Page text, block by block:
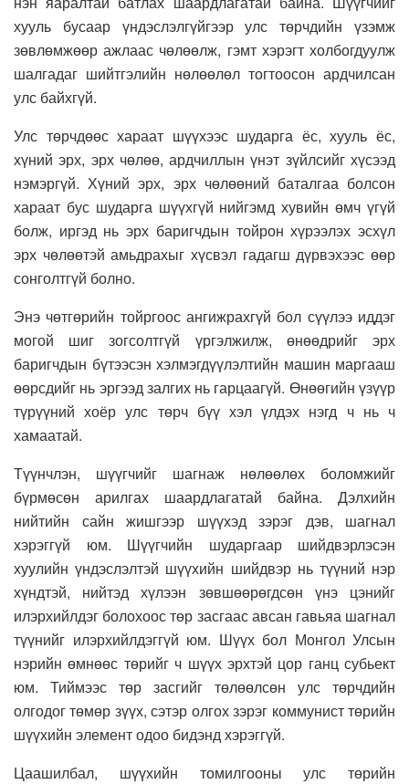
хууль бусаар үндэслэлгүйгээр улс төрчдийн үзэмж
зөвлөмжөөр ажлаас чөлөөлж, гэмт хэрэгт холбогдуулж
шалгадаг шийтгэлийн нөлөөлөл тогтоосон ардчилсан
улс байхгүй.
Улс төрчдөөс хараат шүүхээс шударга ёс, хууль ёс,
хүний эрх, эрх чөлөө, ардчиллын үнэт зүйлсийг хүсээд
нэмэргүй. Хүний эрх, эрх чөлөөний баталгаа болсон
хараат бус шударга шүүхгүй нийгэмд хувийн өмч үгүй
болж, иргэд нь эрх баригчдын тойрон хүрээлэх эсхүл
эрх чөлөөтэй амьдрахыг хүсвэл гадагш дүрвэхээс өөр
сонголтгүй болно.
Энэ чөтгөрийн тойргоос ангижрахгүй бол сүүлээ иддэг
могой шиг зогсолтгүй үргэлжилж, өнөөдрийг эрх
баригчдын бүтээсэн хэлмэгдүүлэлтийн машин маргааш
өөрсдийг нь эргээд залгих нь гарцаагүй. Өнөөгийн үзүүр
түрүүний хоёр улс төрч бүү хэл үлдэх нэгд ч нь ч
хамаатай.
Түүнчлэн, шүүгчийг шагнаж нөлөөлөх боломжийг
бүрмөсөн арилгах шаардлагатай байна. Дэлхийн
нийтийн сайн жишгээр шүүхэд зэрэг дэв, шагнал
хэрэггүй юм. Шүүгчийн шударгаар шийдвэрлэсэн
хуулийн үндэслэлтэй шүүхийн шийдвэр нь түүний нэр
хүндтэй, нийтэд хүлээн зөвшөөрөгдсөн үнэ цэнийг
илэрхийлдэг болохоос төр засгаас авсан гавьяа шагнал
түүнийг илэрхийлдэггүй юм. Шүүх бол Монгол Улсын
нэрийн өмнөөс төрийг ч шүүх эрхтэй цор ганц субьект
юм. Тиймээс төр засгийг төлөөлсөн улс төрчдийн
олгодог төмөр зүүх, сэтэр олгох зэрэг коммунист төрийн
шүүхийн элемент одоо бидэнд хэрэггүй.
Цаашилбал, шүүхийн томилгооны улс төрийн